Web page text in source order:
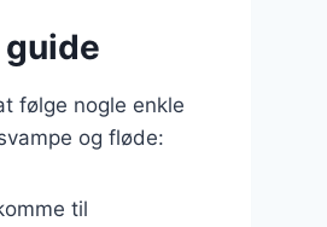
følge nogle enkle
og fløde:
til